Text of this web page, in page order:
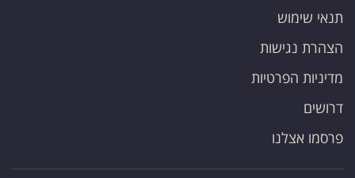
תנאי שימוש
הצהרת נגישות
מדיניות הפרטיות
דרושים
פרסמו אצלנו